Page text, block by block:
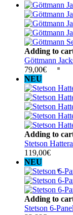
Adding to
Göttmann
79,00€
NEU
Adding to
Stetson
119,00€
NEU
Adding to
Stetson 6-